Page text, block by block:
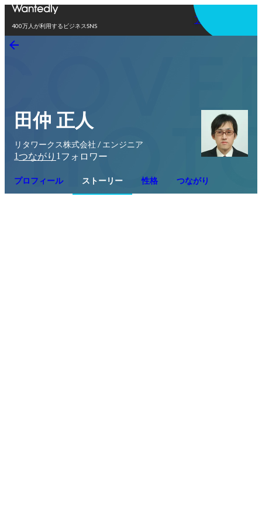
400万人が利用するビジネスSNS
アプリを使う
田仲 正人
リタワークス株式会社 / エンジニア
1つながり 1 フォロワー
プロフィール ストーリー 性格 つながり